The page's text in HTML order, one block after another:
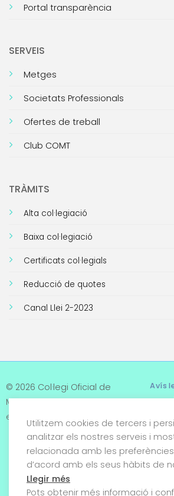
Portal transparència
SERVEIS
Metges
Societats Professionals
Ofertes de treball
Club COMT
TRÀMITS
Alta col·legiació
Baixa col·legiació
Certificats col·legials
Reducció de quotes
Canal Llei 2-2023
© 2026 Col·legi Oficial de
Metges de Tarragona. Tots
els drets reservats
Avís
Utilitzem cookies de tercers i
analitzar els nostres serveis i
relacionada amb les
d’acord amb els seus hàbits de
Llegir més
Pots obtenir més informació i